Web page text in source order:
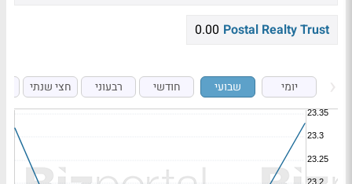
Postal Realty Trust
0.00
יומי שבועי חודשי רבעוני חצי שנתי